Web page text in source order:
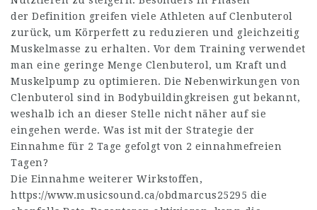
der Definition greifen viele Athleten auf Clenbuterol
zurück, um Körperfett zu reduzieren und gleichzeitig
Muskelmasse zu erhalten. Vor dem Training verwendet
man eine geringe Menge Clenbuterol, um Kraft und
Muskelpump zu optimieren. Die Nebenwirkungen von
Clenbuterol sind in Bodybuildingkreisen gut bekannt,
weshalb ich an dieser Stelle nicht näher auf sie
eingehen werde. Was ist mit der Strategie der
Einnahme für 2 Tage gefolgt von 2 einnahmefreien
Tagen?
Die Einnahme weiterer Wirkstoffen,
https://www.musicsound.ca/obdmarcus25295 die